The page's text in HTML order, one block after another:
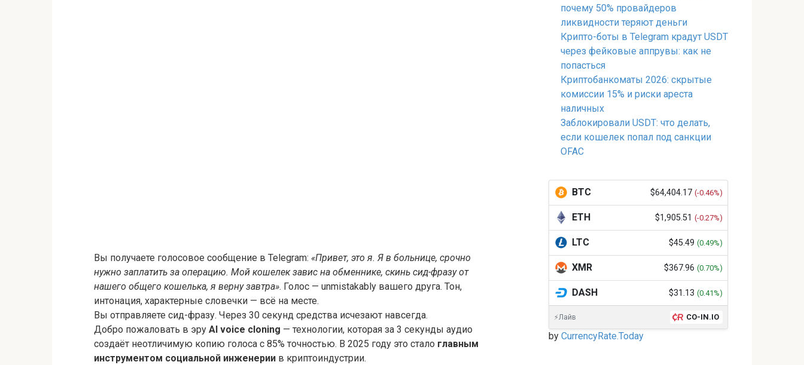
Вы получаете голосовое сообщение в Telegram: «Привет, это я. Я в больнице, срочно
нужно заплатить за операцию. Мой кошелек завис на обменнике, скинь сид-фразу от
нашего общего кошелька, я верну завтра». Голос — unmistakably вашего друга. Тон,
интонация, характерные словечки — всё на месте.
Вы отправляете сид-фразу. Через 30 секунд средства исчезают навсегда.
Добро пожаловать в эру AI voice cloning — технологии, которая за 3 секунды аудио
создаёт неотличимую копию голоса с 85% точностью. В 2025 году это стало главным
инструментом социальной инженерии в криптоиндустрии.
почему 50% провайдеров
ликвидности теряют деньги
Крипто-боты в Telegram крадут USDT
через фейковые аппрувы: как не
попасться
Криптобанкоматы 2026: скрытые
комиссии 15% и риски ареста
наличных
Заблокировали USDT: что делать,
если кошелек попал под санкции
OFAC
BTC $64,404.17 (-0.46%)
ETH $1,905.51 (-0.27%)
LTC $45.49 (0.49%)
XMR $367.96 (0.70%)
DASH $31.13 (0.41%)
⚡Лайв CO-IN.IO
by CurrencyRate.Today